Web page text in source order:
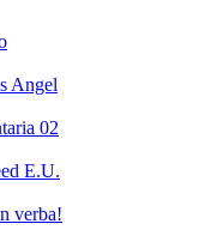
Angel
02
E.U.
verba!